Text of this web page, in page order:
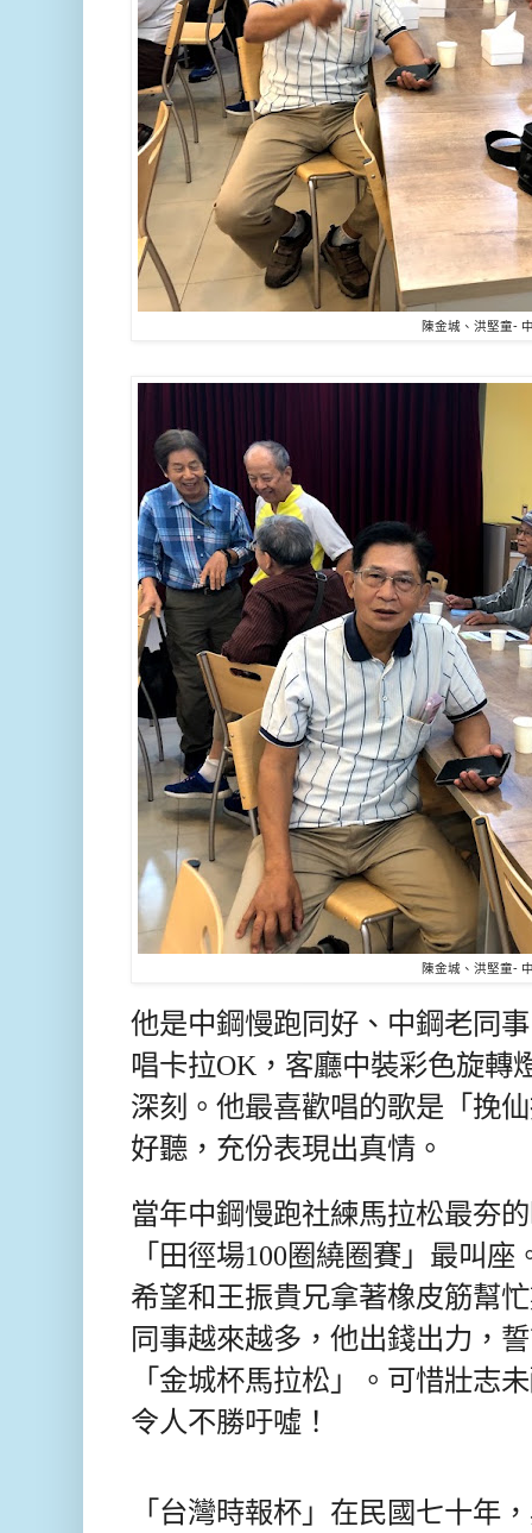
陳金城、洪堅童-
陳金城、洪堅童-
他是中鋼慢跑同好、中鋼老同
唱卡拉OK，客廳中裝彩色旋轉
深刻。他最喜歡唱的歌是「挽
好聽，充份表現出真情。
當年中鋼慢跑社練馬拉松最夯
「田徑場100圈繞圈賽」最叫
希望和王振貴兄拿著橡皮筋幫
同事越來越多，他出錢出力，
「金城杯馬拉松」。可惜壯志
令人不勝吁噓！
「台灣時報杯」在民國七十年